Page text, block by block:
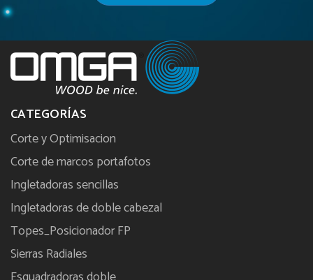
CATEGORÍAS
Corte y Optimisacion
Corte de marcos portafotos
Ingletadoras sencillas
Ingletadoras de doble cabezal
Topes_Posicionador FP
Sierras Radiales